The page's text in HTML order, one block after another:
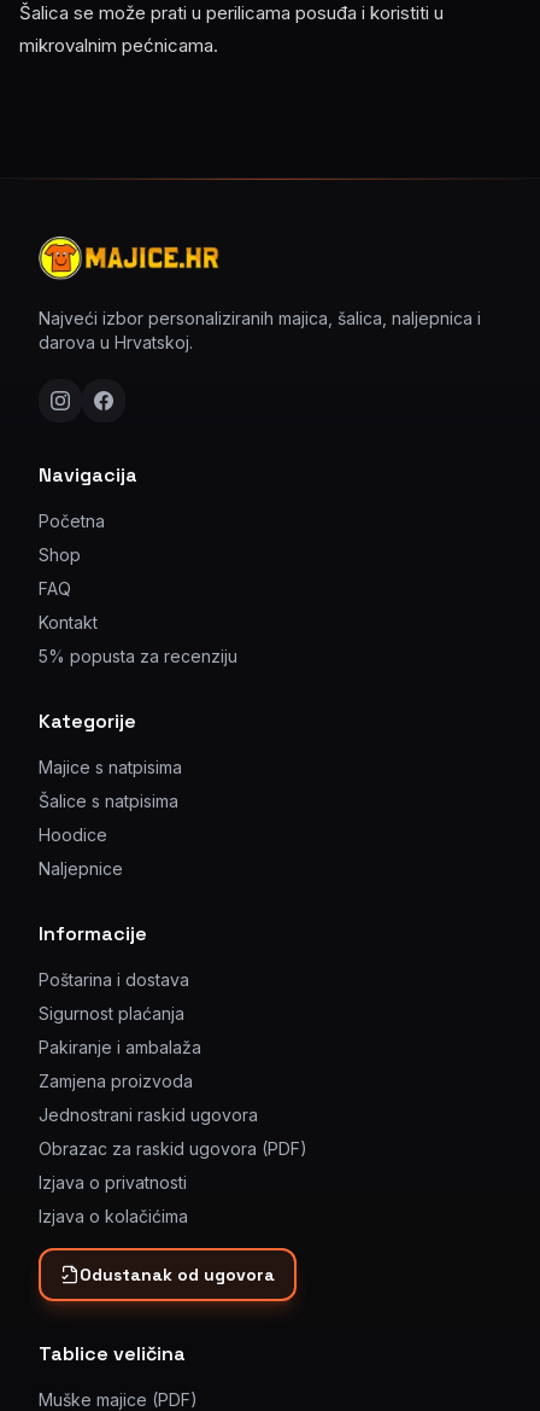
Šalica se može prati u perilicama posuđa i koristiti u
mikrovalnim pećnicama.
Najveći izbor personaliziranih majica, šalica, naljepnica i
darova u Hrvatskoj.
Navigacija
Početna
Shop
FAQ
Kontakt
5% popusta za recenziju
Kategorije
Majice s natpisima
Šalice s natpisima
Hoodice
Naljepnice
Informacije
Poštarina i dostava
Sigurnost plaćanja
Pakiranje i ambalaža
Zamjena proizvoda
Jednostrani raskid ugovora
Obrazac za raskid ugovora (PDF)
Izjava o privatnosti
Izjava o kolačićima
Odustanak od ugovora
Tablice veličina
Muške majice (PDF)